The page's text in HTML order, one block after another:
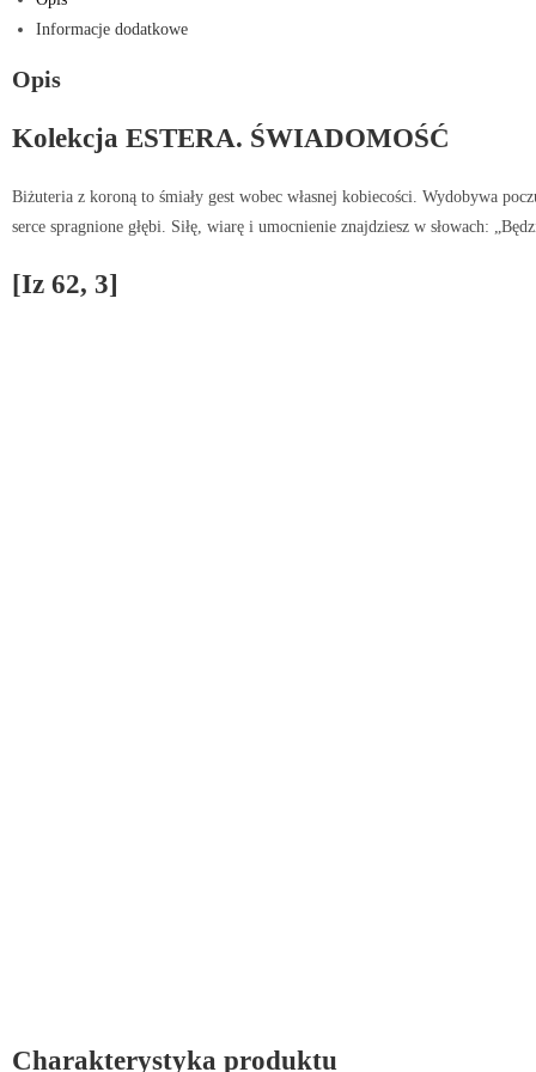
Informacje dodatkowe
Opis
Kolekcja ESTERA. ŚWIADOMOŚĆ
Biżuteria z koroną to śmiały gest wobec własnej kobiecości. Wydobywa
serce spragnione głębi. Siłę, wiarę i umocnienie znajdziesz w słowach:
[Iz 62, 3]
Charakterystyka produktu